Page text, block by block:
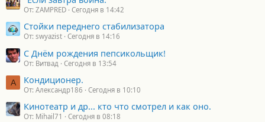
От: ZAMPRED Сегодня в 14:42
Стойки переднего стабилизатора
От: swyazist Сегодня в 14:16
С Днём рождения пепсикольщик!
От: Витвад Сегодня в 13:54
А Кондиционер.
От: Александр186 Сегодня в 10:10
Кинотеатр и др... кто что смотрел и как оно.
От: Mihail71 Сегодня в 08:18